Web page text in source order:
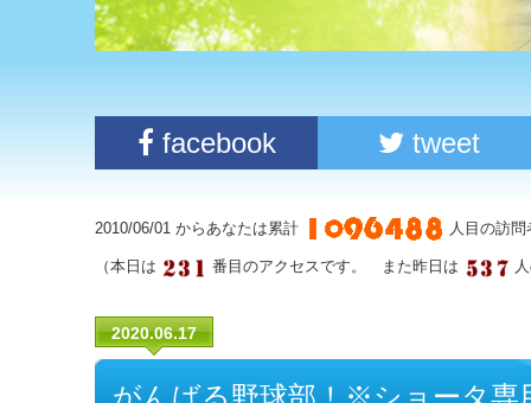
facebook tweet
2010/06/01 からあなたは累計 人目の訪
（本日は 番目のアクセスです。 また昨日は
2020.06.17